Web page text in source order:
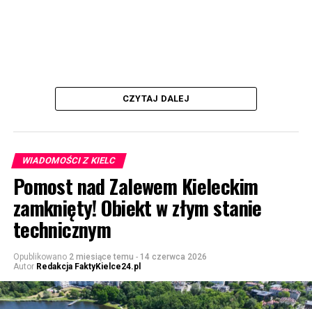
CZYTAJ DALEJ
WIADOMOŚCI Z KIELC
Pomost nad Zalewem Kieleckim
zamknięty! Obiekt w złym stanie
technicznym
Opublikowano 2 miesiące temu - 14 czerwca 2026
Autor Redakcja FaktyKielce24.pl